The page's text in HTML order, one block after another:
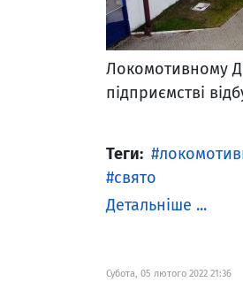
Локомотивному
підприємстві
Теги:
свято
Детальніше ...
Субота, 05 лютого 2022 21:36